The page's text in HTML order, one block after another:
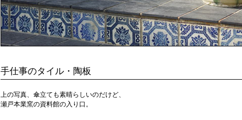
手仕事のタイル・陶板
上の写真、傘立ても素晴らしいのだけど、
瀬戸本業窯の資料館の入り口。